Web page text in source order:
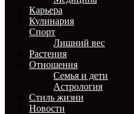
Карьера
Кулинария
Спорт
Лишний вес
Растения
Отношения
Семья и дети
Астрология
Стиль жизни
Новости